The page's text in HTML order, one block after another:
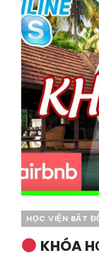
Categories
HỌC VIỆN BẤT
KHÓA